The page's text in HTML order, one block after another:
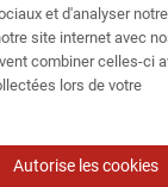
TUNING France •
et d'analyser
site internet avec
combiner celles-ci
lors de votre
Autorise les cookies